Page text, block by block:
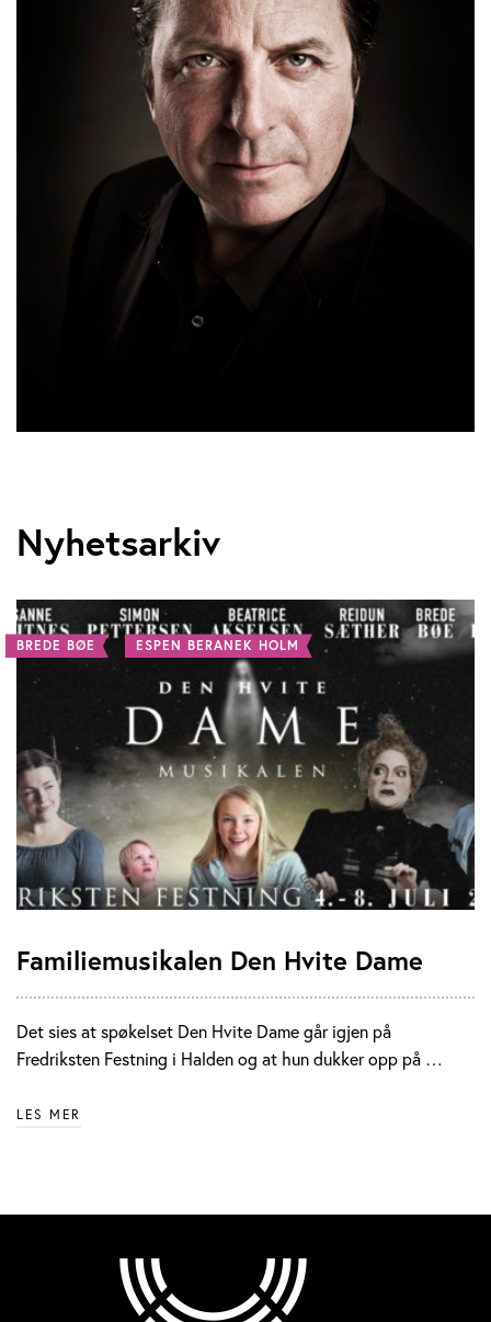
Nyhetsarkiv
BREDE BØE ESPEN BERANEK HOLM
Familiemusikalen Den Hvite Dame
Det sies at spøkelset Den Hvite Dame går igjen på
Fredriksten Festning i Halden og at hun dukker opp på …
LES MER